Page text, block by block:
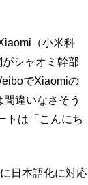
（小米科
シャオミ幹部
でXiaomiの
違いなさそう
トは「こんにち
日本語化に対応